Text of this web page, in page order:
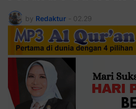
by Redaktur - 02.29